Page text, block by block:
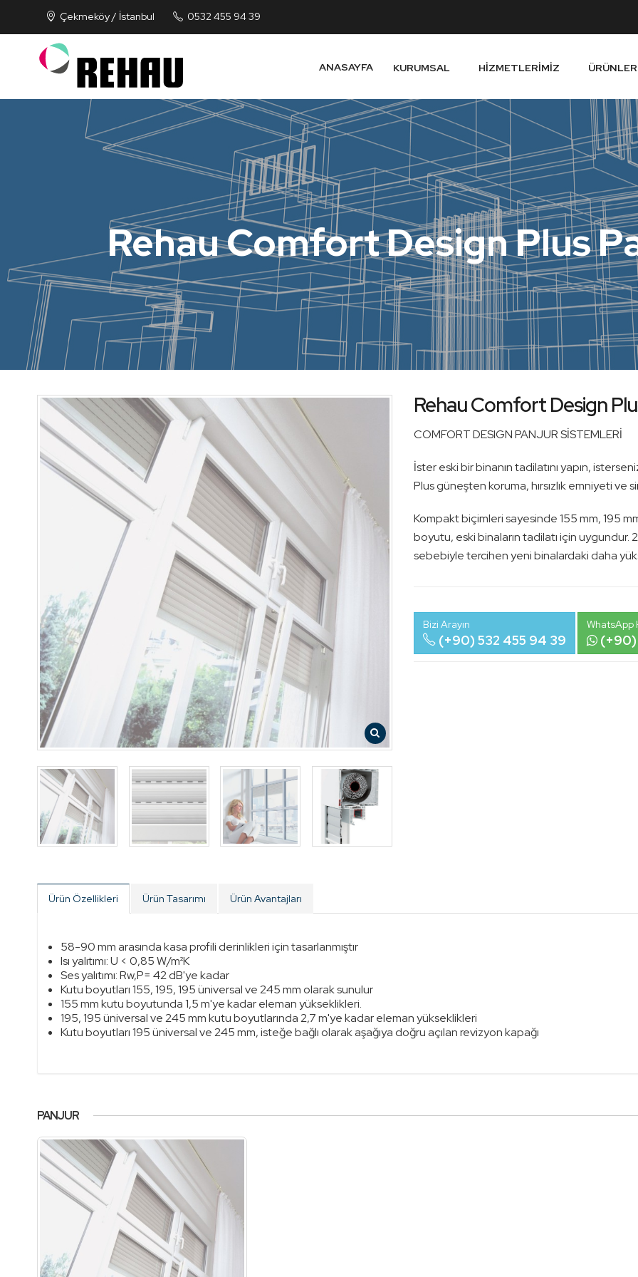
Çekmeköy / İstanbul 0532 455 94 39
ANASAYFA KURUMSAL HIZMETLERIMIZ ÜRÜNLER
Rehau Comfort Design Plus
Rehau Comfort Design
COMFORT DESIGN PANJUR SİSTEMLERİ
İster eski bir binanın tadilatını yapın,
Plus güneşten koruma, hırsızlık emniyeti ve
Kompakt biçimleri sayesinde 155 mm, 195
boyutu, eski binaların tadilatı için uygundur.
sebebiyle tercihen yeni binalardaki daha
Bizi Arayın
(+90) 532 455 94 39
WhatsApp
(+90)
Ürün Özellikleri Ürün Tasarımı Ürün Avantajları
58-90 mm arasında kasa profili derinlikleri için tasarlanmıştır
Isı yalıtımı: U < 0,85 W/m²K
Ses yalıtımı: Rw,P= 42 dB'ye kadar
Kutu boyutları 155, 195, 195 üniversal ve 245 mm olarak sunulur
155 mm kutu boyutunda 1,5 m'ye kadar eleman yükseklikleri.
195, 195 üniversal ve 245 mm kutu boyutlarında 2,7 m'ye kadar eleman yükseklikleri
Kutu boyutları 195 üniversal ve 245 mm, isteğe bağlı olarak aşağıya doğru açılan revizyon kapağı
PANJUR